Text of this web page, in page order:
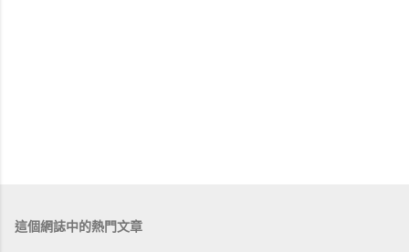
這個網誌中的熱門文章